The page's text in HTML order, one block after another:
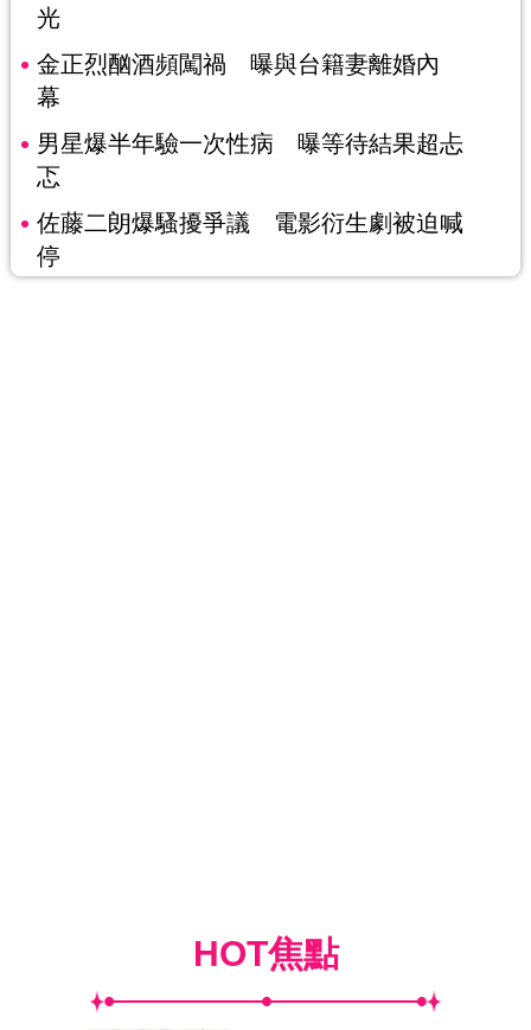
光
金正烈酗酒頻闖禍 曝與台籍妻離婚內
幕
男星爆半年驗一次性病 曝等待結果超忐
忑
佐藤二朗爆騷擾爭議 電影衍生劇被迫喊
停
HOT焦點